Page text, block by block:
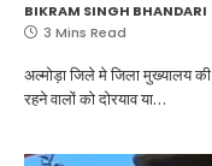
BIKRAM SINGH BHANDARI
3 Mins Read
अल्मोड़ा जिले मे जिला मुख्यालय
रहने वालों को दोरयाव या…